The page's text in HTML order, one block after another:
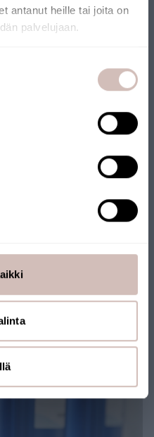
antanut heille tai joita on
palvelujaan.
au laboratoire est prépayé.
électronique.